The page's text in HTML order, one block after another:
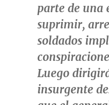
parte de
suprimir,
soldados
Luego
insurgente